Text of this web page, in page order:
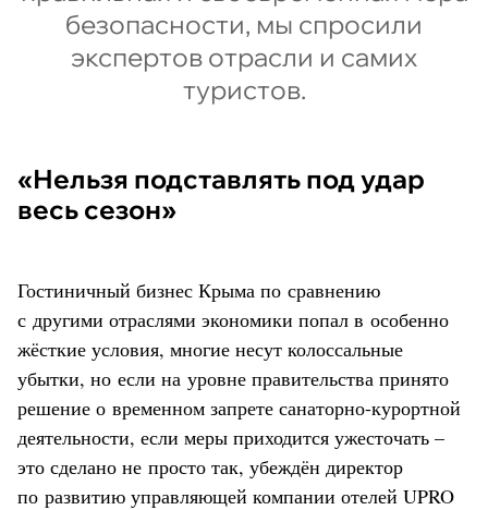
безопасности, мы спросили
экспертов отрасли и самих
туристов.
«Нельзя подставлять под удар
весь сезон»
Гостиничный бизнес Крыма по сравнению
с другими отраслями экономики попал в особенно
жёсткие условия, многие несут колоссальные
убытки, но если на уровне правительства принято
решение о временном запрете санаторно-курортной
деятельности, если меры приходится ужесточать –
это сделано не просто так, убеждён директор
по развитию управляющей компании отелей UPRO